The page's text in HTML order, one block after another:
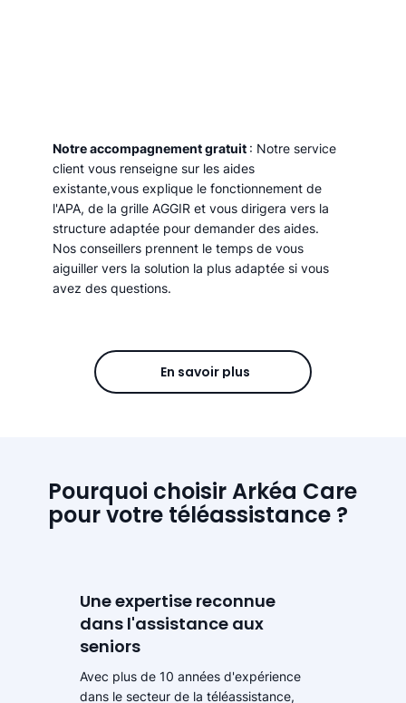
Notre accompagnement gratuit : Notre service
client vous renseigne sur les aides
existante,vous explique le fonctionnement de
l'APA, de la grille AGGIR et vous dirigera vers la
structure adaptée pour demander des aides.
Nos conseillers prennent le temps de vous
aiguiller vers la solution la plus adaptée si vous
avez des questions.
En savoir plus
Pourquoi choisir Arkéa Care
pour votre téléassistance ?
Une expertise reconnue
dans l'assistance aux
seniors
Avec plus de 10 années d'expérience
dans le secteur de la téléassistance,